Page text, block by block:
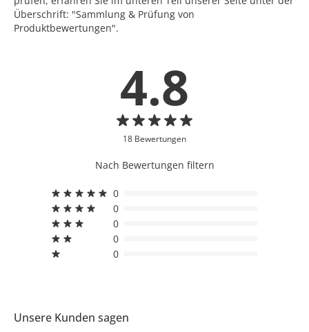
Überschrift: "Sammlung & Prüfung von
Produktbewertungen".
4.8
18 Bewertungen
Nach Bewertungen filtern
0
0
0
0
0
Unsere Kunden sagen